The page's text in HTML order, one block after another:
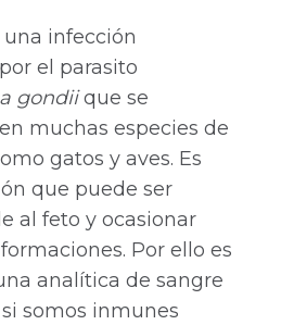
infección
el parasito
gondiique se
muchas especies de
gatos y aves. Es
que puede ser
al feto y ocasionar
Por ello es
analítica de sangre
somos inmunes